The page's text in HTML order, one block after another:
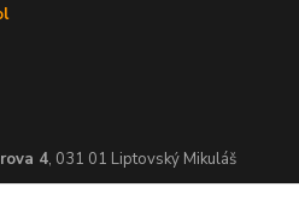
4, 031 01 Liptovský Mikuláš